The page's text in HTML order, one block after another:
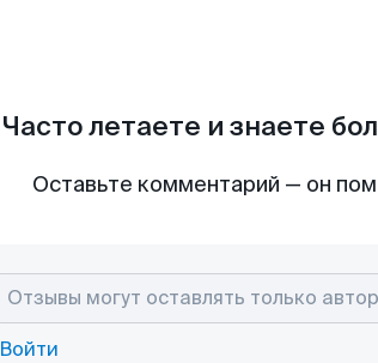
Часто летаете и знаете
Оставьте комментарий — он
Войти